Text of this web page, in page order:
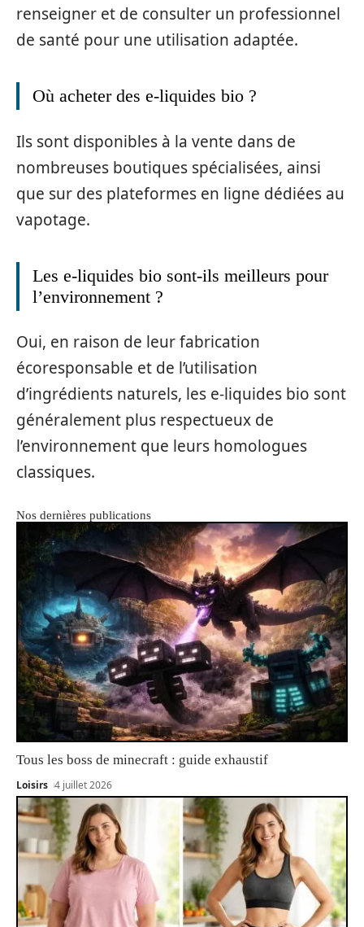
renseigner et de consulter un professionnel
de santé pour une utilisation adaptée.
Où acheter des e-liquides bio ?
Ils sont disponibles à la vente dans de
nombreuses boutiques spécialisées, ainsi
que sur des plateformes en ligne dédiées au
vapotage.
Les e-liquides bio sont-ils meilleurs pour
l’environnement ?
Oui, en raison de leur fabrication
écoresponsable et de l’utilisation
d’ingrédients naturels, les e-liquides bio sont
généralement plus respectueux de
l’environnement que leurs homologues
classiques.
Nos dernières publications
Tous les boss de minecraft : guide exhaustif
Loisirs 4 juillet 2026